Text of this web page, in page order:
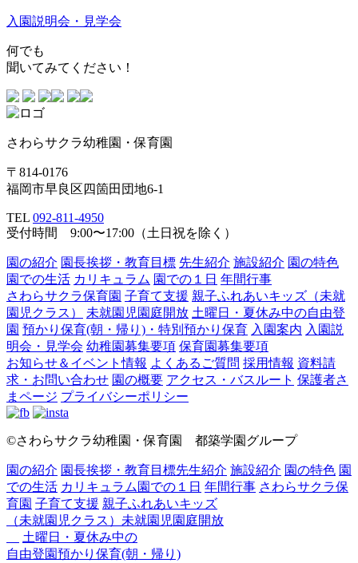
入園説明会・見学会
何でも
聞いてみてください！
さわらサクラ幼稚園・保育園
〒814-0176
福岡市早良区四箇田団地6-1
TEL 092-811-4950
受付時間 9:00〜17:00（土日祝を除く）
園の紹介 園長挨拶・教育目標 先生紹介 施設紹介 園の特色
園での生活 カリキュラム 園での１日 年間行事
さわらサクラ保育園 子育て支援 親子ふれあいキッズ（未就
園児クラス）
未就園児園庭開放 土曜日・夏休み中の自由登
園 預かり保育(朝・帰り)・特別預かり保育 入園案内 入園説
明会・見学会 幼稚園募集要項 保育園募集要項
お知らせ＆イベント情報 よくあるご質問 採用情報 資料請
求・お問い合わせ 園の概要 アクセス・バスルート 保護者さ
まページ プライバシーポリシー
©さわらサクラ幼稚園・保育園 都築学園グループ
園の紹介 園長挨拶・教育目標先生紹介 施設紹介 園の特色 園
での生活 カリキュラム 園での１日 年間行事 さわらサクラ保
育園 子育て支援 親子ふれあいキッズ
（未就園児クラス） 未就園児園庭開放
土曜日・夏休み中の
自由登園預かり保育(朝・帰り)